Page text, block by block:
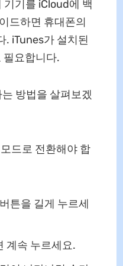
기를 iCloud에 백
드하면 휴대폰의
. iTunes가 설치된
필요합니다.
방법을 살펴보겠
드로 전환해야 합
튼을 길게 누르세
계속 누르세요.